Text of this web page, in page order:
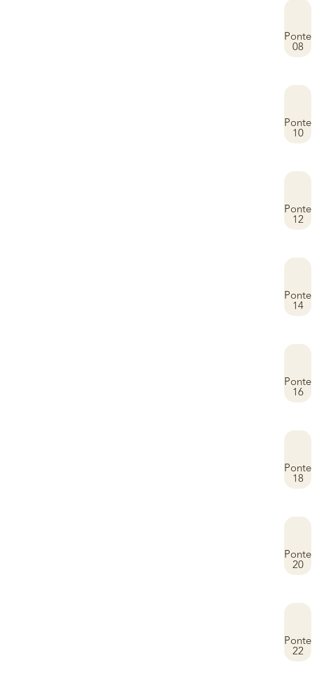
Ponte
08
Ponte
10
Ponte
12
Ponte
14
Ponte
16
Ponte
18
Ponte
20
Ponte
22